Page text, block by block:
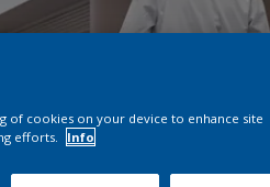
of cookies on your device to enhance site
efforts.
Info